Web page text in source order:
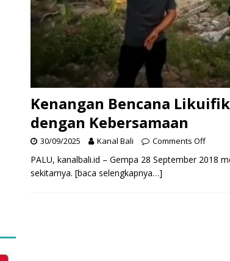
Kenangan Bencana
dengan Kebersamaan
30/09/2025 Kanal Bali Comments Off
PALU, kanalbali.id – Gempa 28 September 2018
sekitarnya. [baca selengkapnya…]